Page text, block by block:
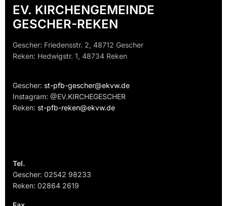
EV. KIRCHENGEMEINDE
GESCHER-REKEN
Gescher: Friedensstr. 2, 48712 Gescher
Reken: Hedwigstr. 1, 48734 Reken
Gescher: st-pfb-gescher@ekvw.de
Instagram: @EV.KIRCHEGESCHER
Reken: st-pfb-reken@ekvw.de
Tel.
Gescher: 02542 98233
Reken: 02864 2619